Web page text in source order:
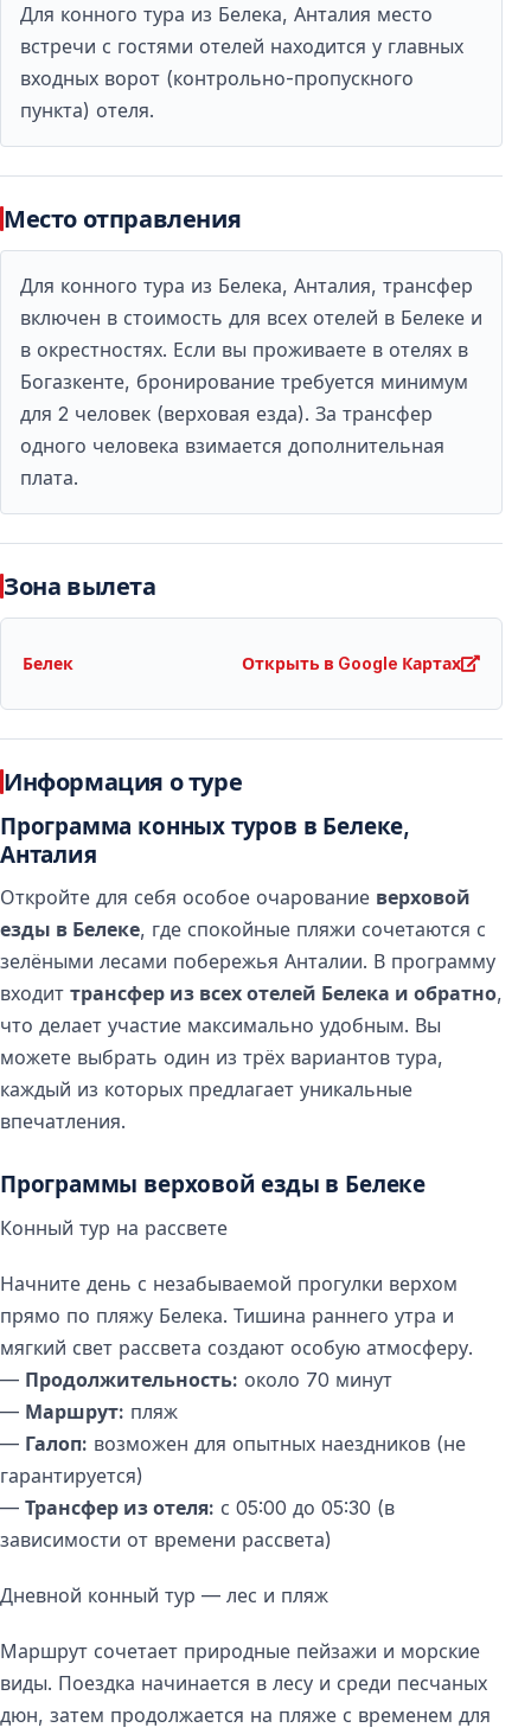
Можно ли участвовать детям?
Да — участие детей возможно при соблюдении
возрастных и ростовых ограничений.
Сколько длится конная прогулка?
Продолжительность тура обычно составляет от 45
до 70 минут.
Включён ли трансфер из отеля?
Да — трансфер из отелей Белека включён в
стоимость тура.
Для конного тура из Белека, Анталия место
встречи с гостями отелей находится у главных
входных ворот (контрольно-пропускного
пункта) отеля.
Место отправления
Для конного тура из Белека, Анталия, трансфер
включен в стоимость для всех отелей в Белеке и
в окрестностях. Если вы проживаете в отелях в
Богазкенте, бронирование требуется минимум
для 2 человек (верховая езда). За трансфер
одного человека взимается дополнительная
плата.
Зона вылета
Белек Открыть в Google Картах
Информация о туре
Программа конных туров в Белеке,
Анталия
Откройте для себя особое очарование верховой
езды в Белеке, где спокойные пляжи сочетаются с
зелёными лесами побережья Анталии. В программу
входит трансфер из всех отелей Белека и обратно,
что делает участие максимально удобным. Вы
можете выбрать один из трёх вариантов тура,
каждый из которых предлагает уникальные
впечатления.
Программы верховой езды в Белеке
Конный тур на рассвете
Начните день с незабываемой прогулки верхом
прямо по пляжу Белека. Тишина раннего утра и
мягкий свет рассвета создают особую атмосферу.
— Продолжительность: около 70 минут
— Маршрут: пляж
— Галоп: возможен для опытных наездников (не
гарантируется)
— Трансфер из отеля: с 05:00 до 05:30 (в
зависимости от времени рассвета)
Дневной конный тур — лес и пляж
Маршрут сочетает природные пейзажи и морские
виды. Поездка начинается в лесу и среди песчаных
дюн, затем продолжается на пляже с временем для